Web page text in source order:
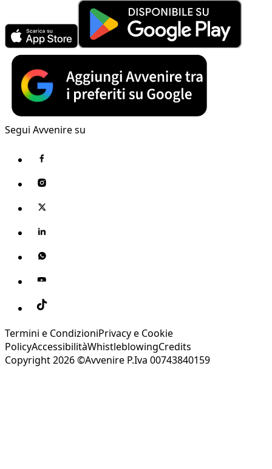
Segui Avvenire su
Termini e CondizioniPrivacy e Cookie
PolicyAccessibilitàWhistleblowingCredits
Copyright 2026 ©Avvenire P.Iva 00743840159